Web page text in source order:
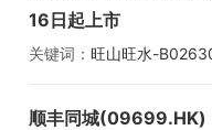
16日起上市
关键词： 旺山旺水-B
顺丰同城(09699.HK)